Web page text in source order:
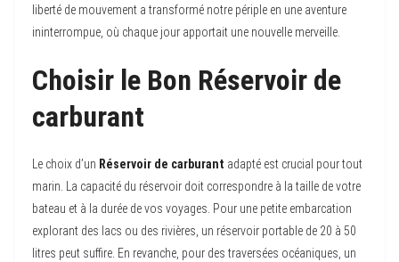
liberté de mouvement a transformé notre périple en une aventure
ininterrompue, où chaque jour apportait une nouvelle merveille.
Choisir le Bon Réservoir de
carburant
Le choix d’un Réservoir de carburant adapté est crucial pour tout
marin. La capacité du réservoir doit correspondre à la taille de votre
bateau et à la durée de vos voyages. Pour une petite embarcation
explorant des lacs ou des rivières, un réservoir portable de 20 à 50
litres peut suffire. En revanche, pour des traversées océaniques, un